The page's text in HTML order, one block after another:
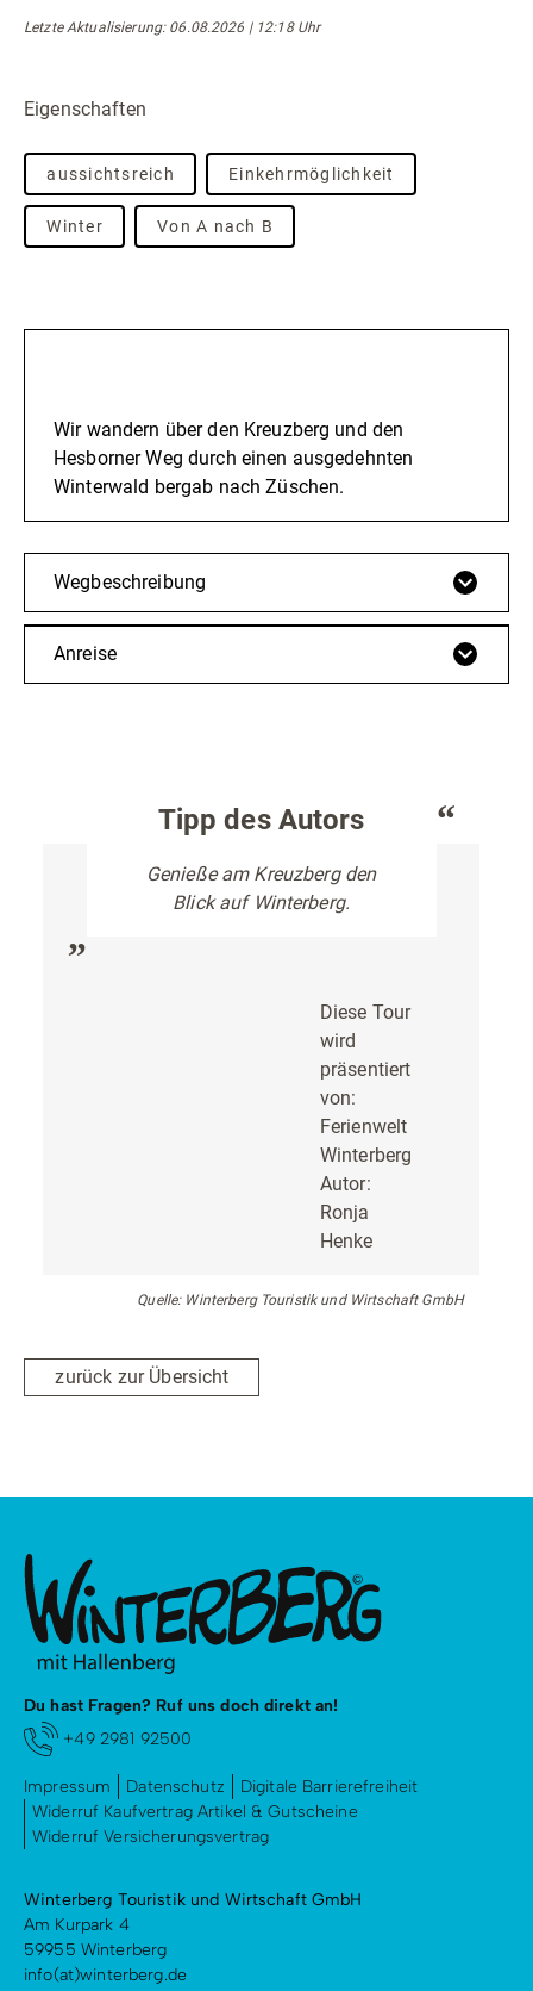
Letzte Aktualisierung: 06.08.2026 | 12:18 Uhr
Eigenschaften
aussichtsreich Einkehrmöglichkeit
Winter Von A nach B
Wir wandern über den Kreuzberg und den
Hesborner Weg durch einen ausgedehnten
Winterwald bergab nach Züschen.
Wegbeschreibung
Anreise
Tipp des Autors
Genieße am Kreuzberg den
Blick auf Winterberg.
Diese Tour
wird
präsentiert
von:
Ferienwelt
Winterberg
Autor:
Ronja
Henke
Quelle: Winterberg Touristik und Wirtschaft GmbH
zurück zur Übersicht
Du hast Fragen? Ruf uns doch direkt an!
+49 2981 92500
Impressum Datenschutz
Digitale Barrierefreiheit
Widerruf Kaufvertrag Artikel & Gutscheine
Widerruf Versicherungsvertrag
Winterberg Touristik und Wirtschaft GmbH
Am Kurpark 4
59955 Winterberg
info(at)winterberg.de